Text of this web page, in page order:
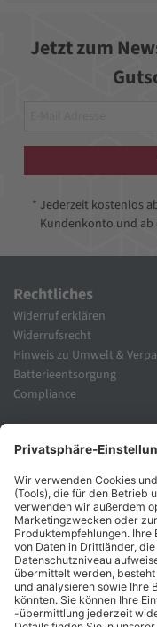
Jetzt zum
* Jederzeit kostenlos
Kundenkonto und ab
Rechtliches
Widerruf erklären
Widerrufsrecht
Hinweis zu Umwelt &
Batterieentsorgung
Compliance
Unternehmen
Karriere
Zahlungsarten